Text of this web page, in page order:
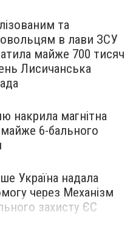
та
в лави ЗСУ
майже 700 тисяч
Лисичанська
накрила магнітна
6-бального
Україна надала
через Механізм
захисту ЄС